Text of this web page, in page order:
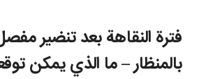
فترة النقاهة بعد تنضير
بالمنظار – ما الذي يمكن